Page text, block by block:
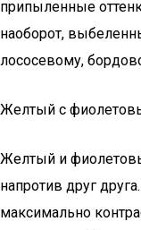
припыленные
наоборот,
лососевому,
Желтый с
Желтый и
напротив друг
максимально